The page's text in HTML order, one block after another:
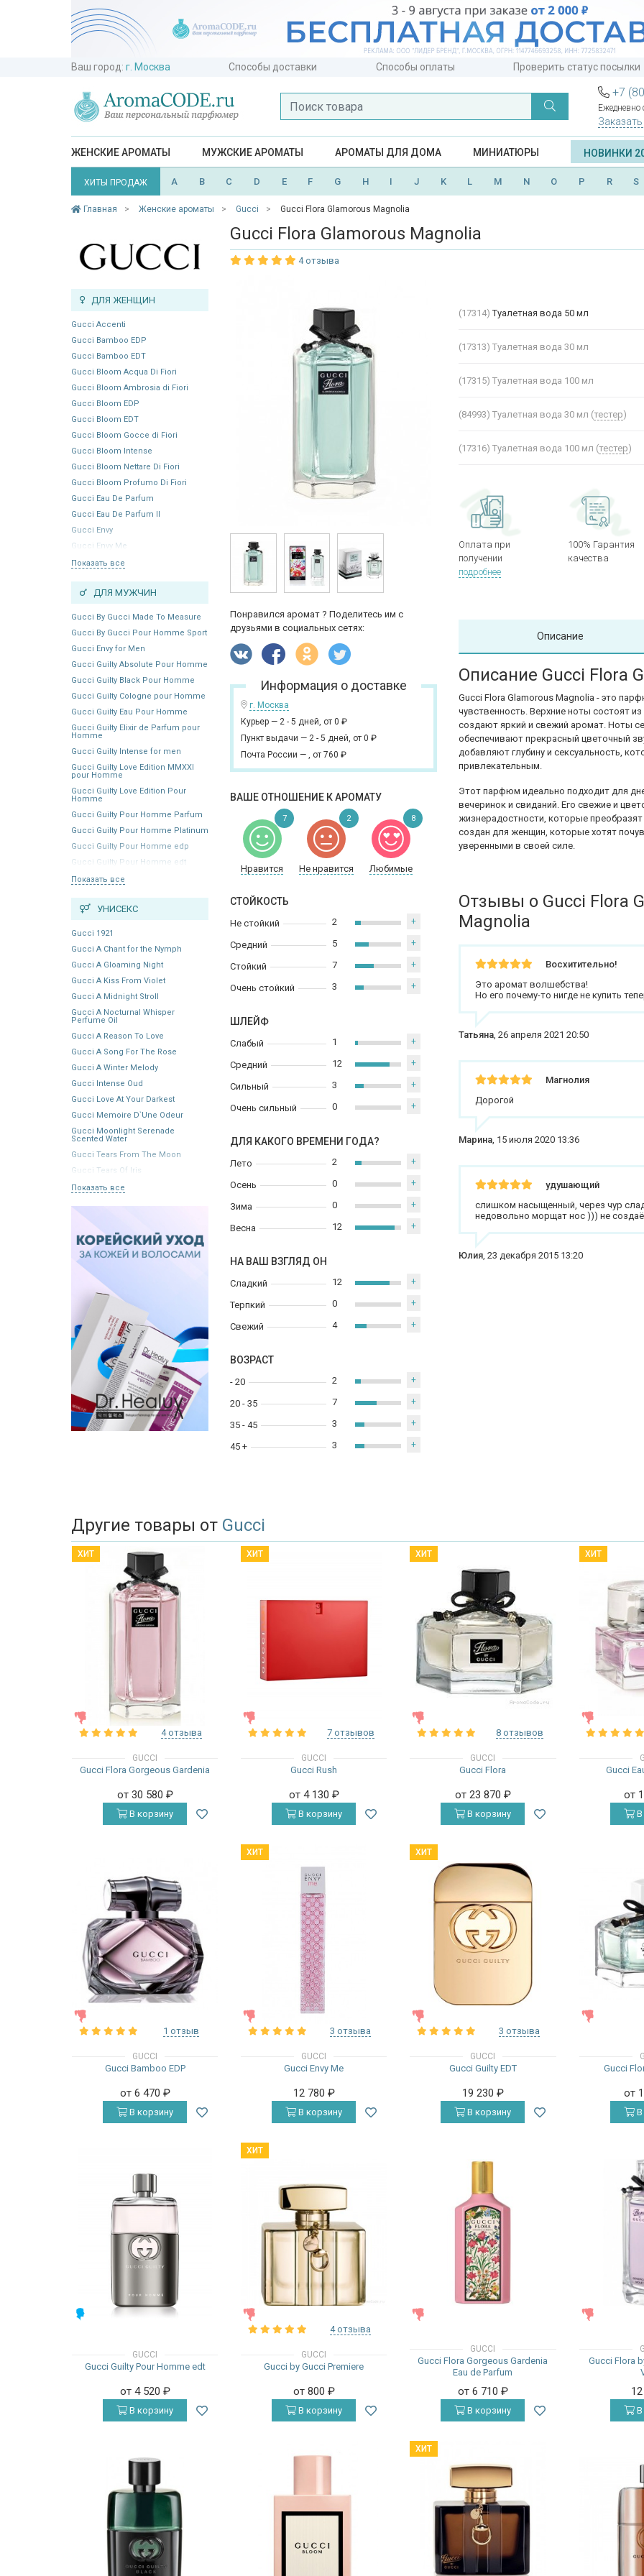
Ваш город: г. Москва Способы доставки Способы оплаты Проверить статус посылки
+7
Ежедневно
ЖЕНСКИЕ АРОМАТЫ МУЖСКИЕ АРОМАТЫ АРОМАТЫ ДЛЯ ДОМА МИНИАТЮРЫ НОВИНКИ
ХИТЫ ПРОДАЖ A B C D E F G H I J K L M N O P R S
Главная Женские ароматы Gucci Gucci Flora Glamorous Magnolia
ДЛЯ ЖЕНЩИН
Gucci Accenti
Gucci Bamboo EDP
Gucci Bamboo EDT
Gucci Bloom Acqua Di Fiori
Gucci Bloom Ambrosia di Fiori
Gucci Bloom EDP
Gucci Bloom EDT
Gucci Bloom Gocce di Fiori
Gucci Bloom Intense
Gucci Bloom Nettare Di Fiori
Gucci Bloom Profumo Di Fiori
Gucci Eau De Parfum
Gucci Eau De Parfum II
Gucci Envy
Gucci Envy Me
Показать все
ДЛЯ МУЖЧИН
Gucci By Gucci Made To Measure
Gucci By Gucci Pour Homme Sport
Gucci Envy for Men
Gucci Guilty Absolute Pour Homme
Gucci Guilty Black Pour Homme
Gucci Guilty Cologne pour Homme
Gucci Guilty Eau Pour Homme
Gucci Guilty Elixir de Parfum pour
Homme
Gucci Guilty Intense for men
Gucci Guilty Love Edition MMXXI
pour Homme
Gucci Guilty Love Edition Pour
Homme
Gucci Guilty Pour Homme Parfum
Gucci Guilty Pour Homme Platinum
Gucci Guilty Pour Homme edp
Gucci Guilty Pour Homme edt
Показать все
УНИСЕКС
Gucci 1921
Gucci A Chant for the Nymph
Gucci A Gloaming Night
Gucci A Kiss From Violet
Gucci A Midnight Stroll
Gucci A Nocturnal Whisper
Perfume Oil
Gucci A Reason To Love
Gucci A Song For The Rose
Gucci A Winter Melody
Gucci Intense Oud
Gucci Love At Your Darkest
Gucci Memoire D`Une Odeur
Gucci Moonlight Serenade
Scented Water
Gucci Tears From The Moon
Gucci Tears Of Iris
Показать все
Gucci Flora Glamorous Magnolia
4 отзыва
Понравился аромат ? Поделитесь им с
друзьями в социальных сетях:
Информация о доставке
г. Москва
Курьер — 2 - 5 дней, от 0 ₽
Пункт выдачи — 2 - 5 дней, от 0 ₽
Почта России — , от 760 ₽
ВАШЕ ОТНОШЕНИЕ К АРОМАТУ
Нравится Не нравится Любимые
7 2 8
СТОЙКОСТЬ
Не стойкий
Средний
Стойкий
Очень стойкий
2 +
5 +
7 +
3 +
ШЛЕЙФ
Слабый
Средний
Сильный
Очень сильный
1 +
12 +
3 +
0 +
ДЛЯ КАКОГО ВРЕМЕНИ ГОДА?
Лето
Осень
Зима
Весна
2 +
0 +
0 +
12 +
НА ВАШ ВЗГЛЯД ОН
Сладкий
Терпкий
Свежий
12 +
0 +
4 +
ВОЗРАСТ
- 20
20 - 35
35 - 45
45 +
2 +
7 +
3 +
3 +
(17314) Туалетная вода 50 мл
(17313) Туалетная вода 30 мл
(17315) Туалетная вода 100 мл
(84993) Туалетная вода 30 мл (тестер)
(17316) Туалетная вода 100 мл (тестер)
Оплата при
получении
подробнее
100% Гарантия
качества
Описание
Описание Gucci Flora
Gucci Flora Glamorous Magnolia - это
чувственность. Верхние ноты состоят
создают яркий и свежий аромат. Ноты
обеспечивают прекрасный цветочный
добавляют глубину и сексуальность,
привлекательным.
Этот парфюм идеально подходит для
вечеринок и свиданий. Его свежие и
жизнерадостности, которые
создан для женщин, которые хотят
уверенными в своей силе.
Отзывы о Gucci Flora
Magnolia
Восхитительно!
Это аромат волшебства!
Но его почему-то нигде не купить
Татьяна,26 апреля 2021 20:50
Магнолия
Дорогой
Марина, 15 июля 2020 13:36
удушающий
слишком насыщенный, через чур
недовольно морщат нос ))) не
Юлия,23 декабря 2015 13:20
Другие товары от Gucci
ХИТ
ЖЕНСКИЕ
4 отзыва
GUCCI
Gucci Flora Gorgeous Gardenia
от 30 580 ₽
В корзину
ХИТ
7 отзывов
GUCCI
Gucci Rush
от 4 130 ₽
В корзину
ХИТ
8 отзывов
GUCCI
Gucci Flora
от 23 870 ₽
В корзину
ХИТ
Gucci
от
В
1 отзыв
GUCCI
Gucci Bamboo EDP
от 6 470 ₽
В корзину
ХИТ
3 отзыва
GUCCI
Gucci Envy Me
12 780 ₽
В корзину
ХИТ
3 отзыва
GUCCI
Gucci Guilty EDT
19 230 ₽
В корзину
Gucci
от
В
МУЖСКИЕ
GUCCI
Gucci Guilty Pour Homme edt
от 4 520 ₽
В корзину
ХИТ
4 отзыва
GUCCI
Gucci by Gucci Premiere
от 800 ₽
В корзину
GUCCI
Gucci Flora Gorgeous Gardenia
Eau de Parfum
от 6 710 ₽
В корзину
Gucci Flora
В
ХИТ